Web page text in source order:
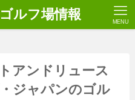
ルフ場情報 MENU
アンドリュース
ジャパンのゴル